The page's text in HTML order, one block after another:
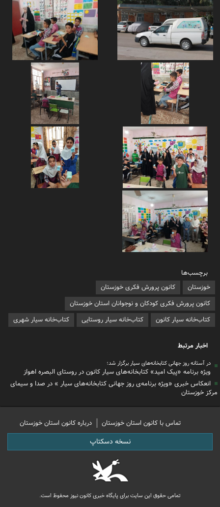
برچسب‌ها
خوزستان
کانون پرورش فکری خوزستان
کانون پرورش فکری کودکان و نوجوانان استان خوزستان
کتاب‌خانه سیار کانون
کتاب‌خانه سیار روستایی کتاب‌خانه سیار شهری
اخبار مرتبط
در آستانه روز جهانی کتابخانه‌های سیار برگزار شد؛
ویژه برنامه «پیک امید» کتابخانه‌های سیار کانون در روستای البصره اهواز
انعکاس خبری «ویژه برنامه‌ی روز جهانی کتابخانه‌های سیار » در صدا و سیمای
مرکز خوزستان
تماس با کانون استان خوزستان درباره کانون استان خوزستان
نسخه دسکتاپ
تمامی حقوق این سایت برای پایگاه خبری کانون نیوز محفوظ است.